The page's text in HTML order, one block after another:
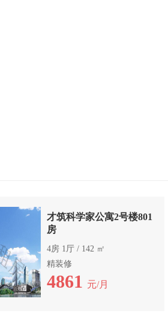
才筑科学家公寓2号楼801
房
4房 1厅 / 142 ㎡
精装修
4861 元/月